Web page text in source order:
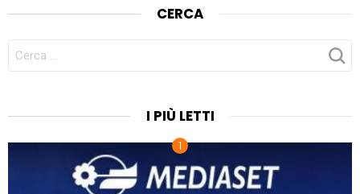
CERCA
CERCA
PER:
I PIÙ LETTI